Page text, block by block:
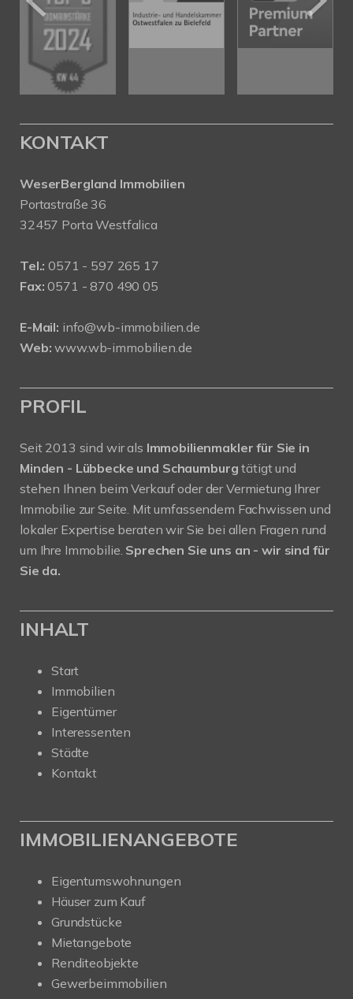
KONTAKT
WeserBergland Immobilien
Portastraße 36
32457 Porta Westfalica
Tel.: 0571 - 597 265 17
Fax: 0571 - 870 490 05
E-Mail: info@wb-immobilien.de
Web: www.wb-immobilien.de
PROFIL
Seit 2013 sind wir als Immobilienmakler für Sie in
Minden - Lübbecke und Schaumburgtätigt und
stehen Ihnen beim Verkauf oder der Vermietung Ihrer
Immobilie zur Seite. Mit umfassendem Fachwissen und
lokaler Expertise beraten wir Sie bei allen Fragen rund
um Ihre Immobilie. Sprechen Sie uns an - wir sind für
Sie da.
INHALT
Start
Immobilien
Eigentümer
Interessenten
Städte
Kontakt
IMMOBILIENANGEBOTE
Eigentumswohnungen
Häuser zum Kauf
Grundstücke
Mietangebote
Renditeobjekte
Gewerbeimmobilien